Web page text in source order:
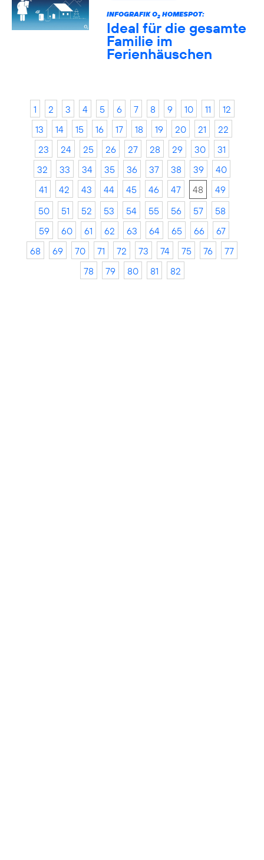
INFOGRAFIK O2HOMESPOT:
Ideal für die gesamte
Familie im
Ferienhäuschen
1 2 3 4 5 6 7 8 9 10 11
12
13
14 15 16 17 18 19 20 21
22
23
24 25 26 27 28 29 30
31
32
33 34 35 36 37 38 39
40
41
42 43 44 45 46 47 48
49
50
51 52 53 54 55 56 57
58
59
60 61 62 63 64 65 66
67
68
69 70 71 72 73 74 75 76
77
78
79 80 81 82